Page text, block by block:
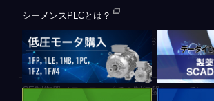
シーメンスPLCとは？
自動化設備をご検討されているお客様へ
WEB会員登録フォーム
CE制御盤（ヨーロッパでの制御盤について）